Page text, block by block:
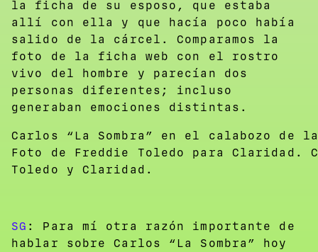
la ficha de su esposo, que estaba
allí con ella y que hacía poco había
salido de la cárcel. Comparamos la
foto de la ficha web con el rostro
vivo del hombre y parecían dos
personas diferentes; incluso
generaban emociones distintas.
Carlos “La Sombra” en el calabozo de
Foto de Freddie Toledo para Claridad.
Toledo y Claridad.
SG : Para mí otra razón importante de
hablar sobre Carlos “La Sombra” hoy